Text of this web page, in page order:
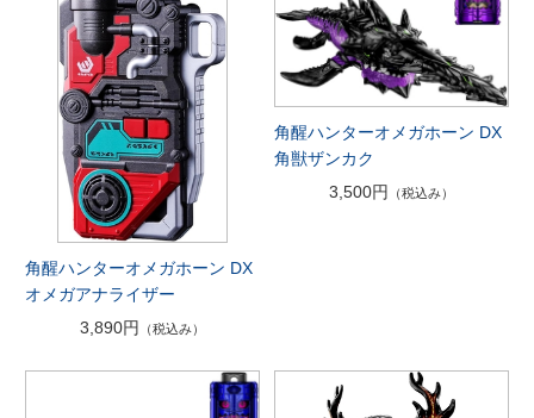
角醒ハンターオメガホーン DX
オメガアナライザー
3,890円
（税込み）
角醒ハンターオメガホーン DX
角獣ザンカク
3,500円
（税込み）